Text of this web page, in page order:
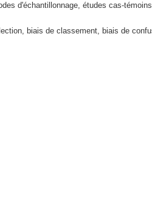
d'échantillonnage, études cas-
biais de classement, biais de